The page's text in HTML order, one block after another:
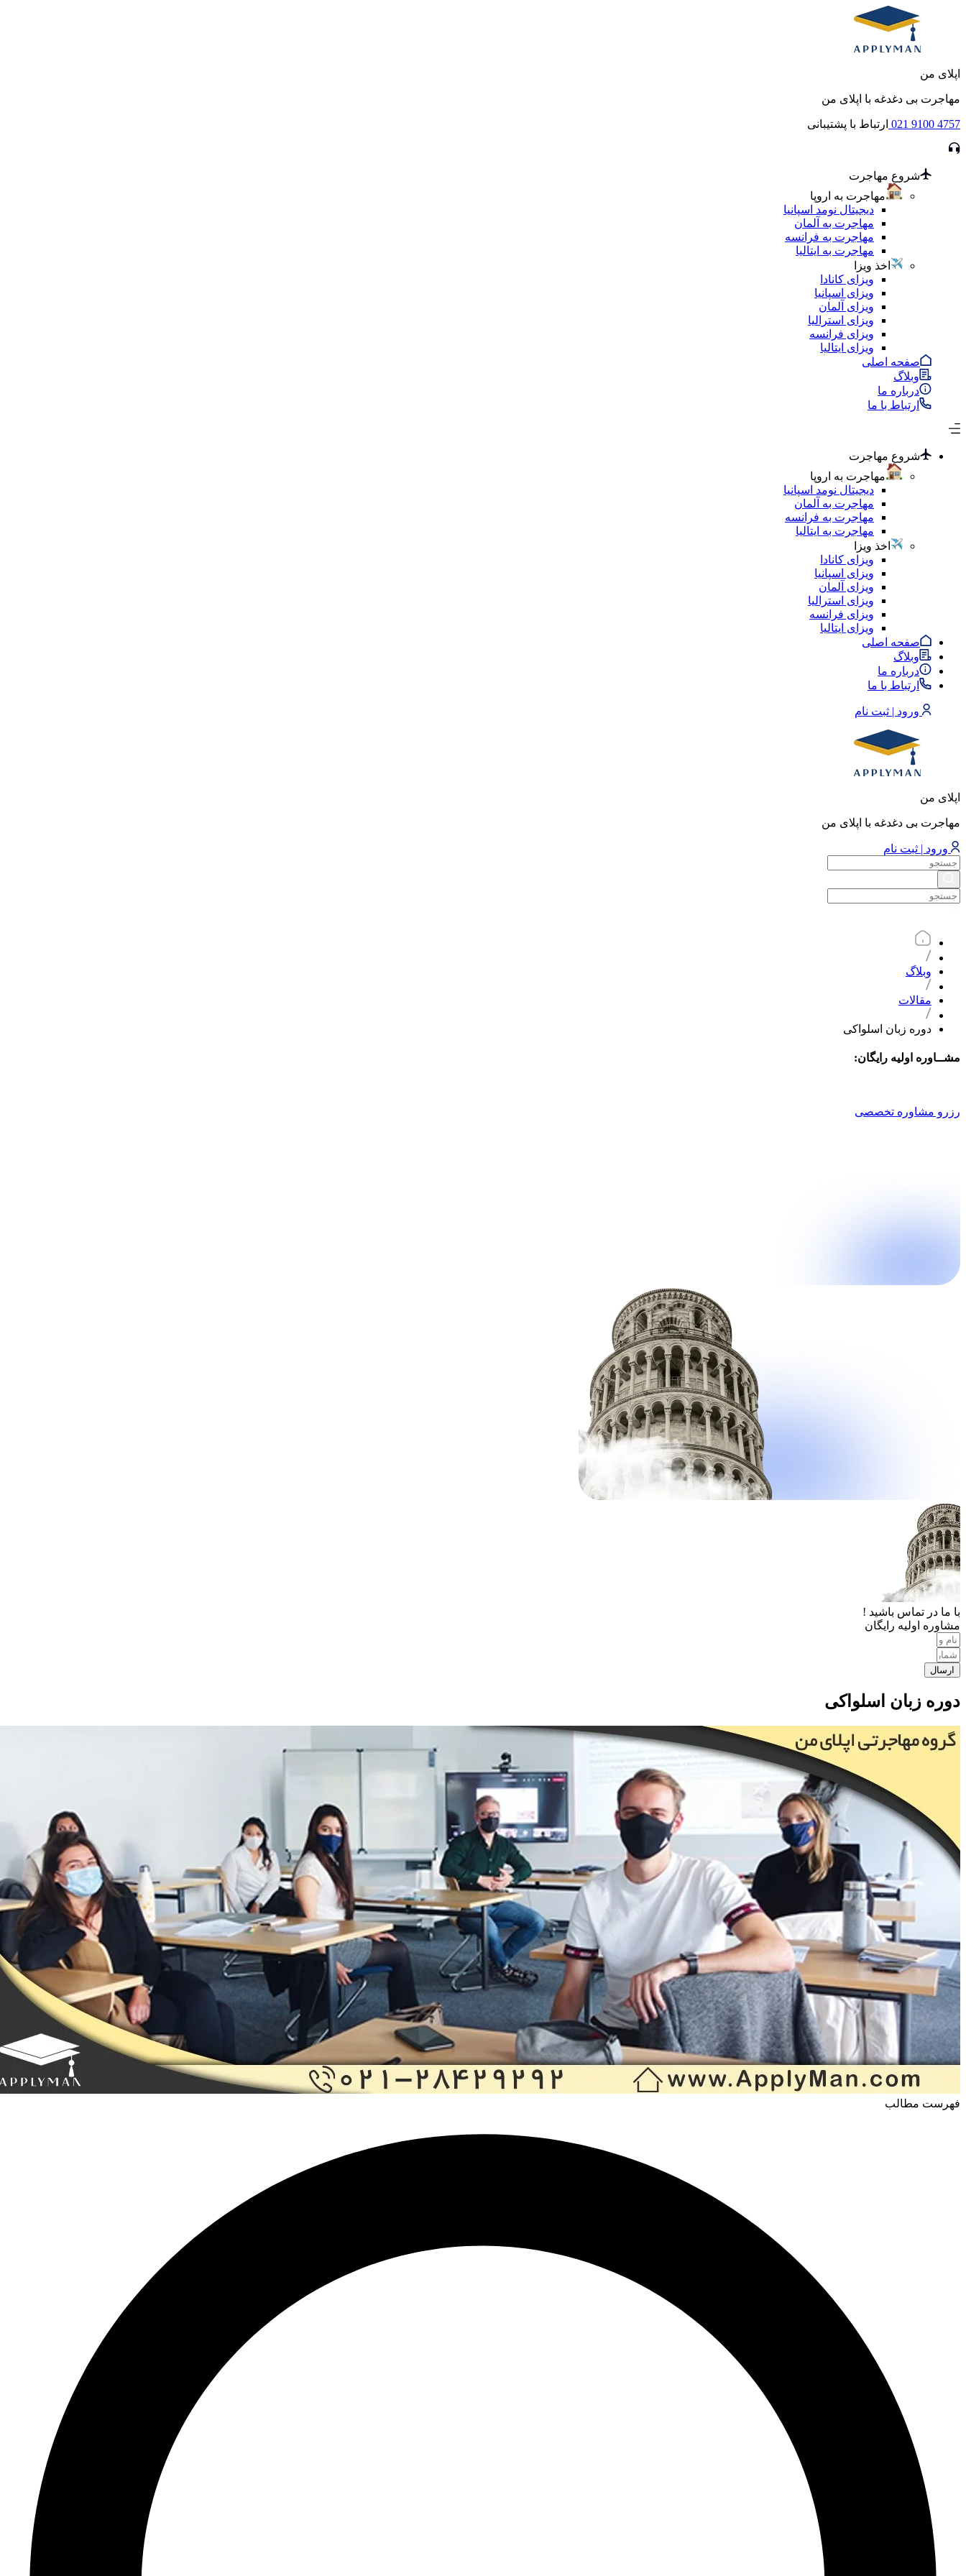
اپلای من
مهاجرت بی دغدغه با اپلای من
021 9100 4757 ارتباط با پشتیبانی
شروع مهاجرت
مهاجرت به اروپا
دیجیتال نومد اسپانیا
مهاجرت به آلمان
مهاجرت به فرانسه
مهاجرت به ایتالیا
اخذ ویزا
ویزای کانادا
ویزای اسپانیا
ویزای آلمان
ویزای استرالیا
ویزای فرانسه
ویزای ایتالیا
صفحه اصلی
وبلاگ
درباره ما
ارتباط با ما
شروع مهاجرت
مهاجرت به اروپا
دیجیتال نومد اسپانیا
مهاجرت به آلمان
مهاجرت به فرانسه
مهاجرت به ایتالیا
اخذ ویزا
ویزای کانادا
ویزای اسپانیا
ویزای آلمان
ویزای استرالیا
ویزای فرانسه
ویزای ایتالیا
صفحه اصلی
وبلاگ
درباره ما
ارتباط با ما
ورود | ثبت نام
اپلای من
مهاجرت بی دغدغه با اپلای من
ورود | ثبت نام
وبلاگ
مقالات
دوره زبان اسلواکی
مشــاوره اولیه رایگان:
رزرو مشاوره تخصصی
با ما در تماس باشید !
مشاوره اولیه رایگان
ارسال
دوره زبان اسلواکی
فهرست مطالب